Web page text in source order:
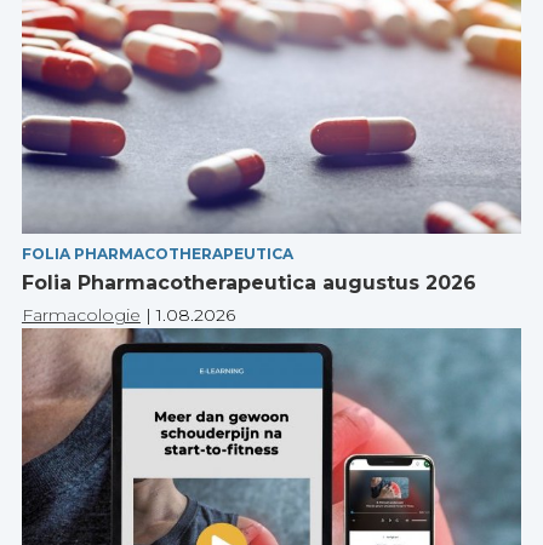
FOLIA PHARMACOTHERAPEUTICA
Folia Pharmacotherapeutica augustus 2026
Farmacologie |1.08.2026